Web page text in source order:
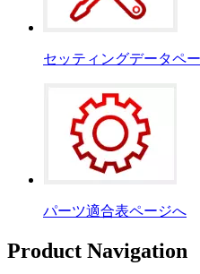
セッティングデータペ
パーツ適合表ページへ
Product Navigation